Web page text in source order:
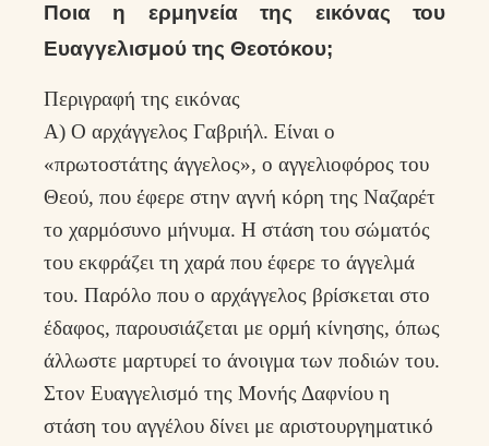
Ποια η ερμηνεία της εικόνας του
Ευαγγελισμού της Θεοτόκου;
Περιγραφή της εικόνας
Α) Ο αρχάγγελος Γαβριήλ. Είναι ο
«πρωτοστάτης άγγελος», ο αγγελιοφόρος του
Θεού, που έφερε στην αγνή κόρη της Ναζαρέτ
το χαρμόσυνο μήνυμα. Η στάση του σώματός
του εκφράζει τη χαρά που έφερε το άγγελμά
του. Παρόλο που ο αρχάγγελος βρίσκεται στο
έδαφος, παρουσιάζεται με ορμή κίνησης, όπως
άλλωστε μαρτυρεί το άνοιγμα των ποδιών του.
Στον Ευαγγελισμό της Μονής Δαφνίου η
στάση του αγγέλου δίνει με αριστουργηματικό